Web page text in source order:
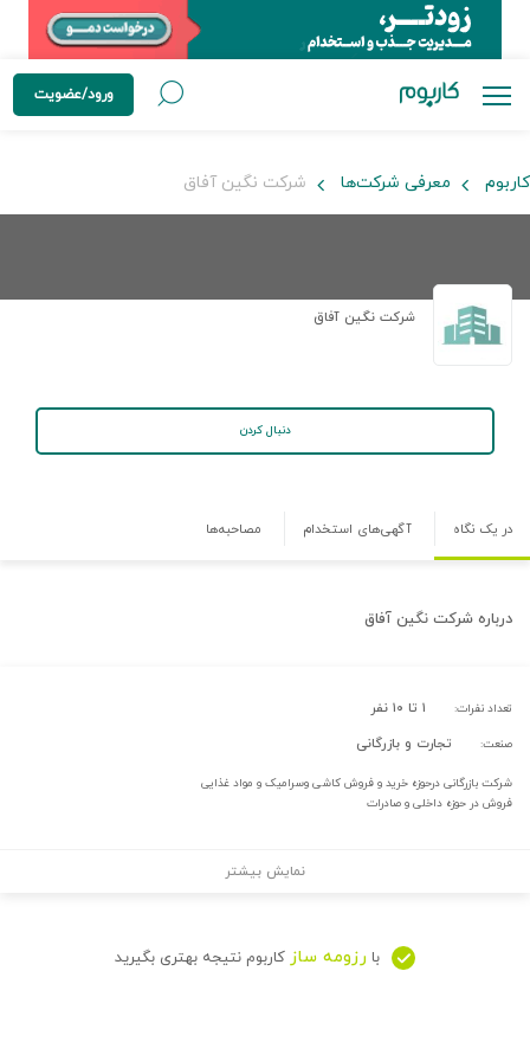
ورود/عضویت
کاربوم معرفی شرکت‌ها شرکت نگین آفاق
شرکت نگین آفاق
دنبال کردن
در یک نگاه آگهی‌های استخدام مصاحبه‌ها
درباره شرکت نگین آفاق
تعداد نفرات: ۱ تا ۱۰ نفر
صنعت: تجارت و بازرگانی
شرکت بازرگانی درحوزه خرید و فروش کاشی وسرامیک و مواد غذایی
فروش در حوزه داخلی و صادرات
نمایش بیشتر
با رزومه ساز کاربوم نتیجه بهتری بگیرید